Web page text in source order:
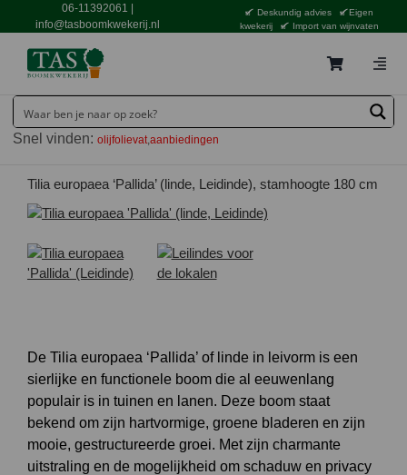
06-11392061
info@tasboomkwekerij.nl
Deskundig advies
Eigen
kwekerij
Import van wijnvaten
Contact en bestellen
Catalogus
Aanbiedingen
Bezorgen
Tuinthema’s
Snel vinden:olijfolievat aanbiedingen
Tilia europaea ‘Pallida’ (linde, Leidinde), stamhoogte 180 cm
De Tilia europaea ‘Pallida’ of linde in leivorm is een
sierlijke en functionele boom die al eeuwenlang
populair is in tuinen en lanen. Deze boom staat
bekend om zijn hartvormige, groene bladeren en zijn
mooie, gestructureerde groei. Met zijn charmante
uitstraling en de mogelijkheid om schaduw en privacy